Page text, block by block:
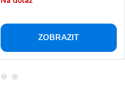
ZOBRAZIT